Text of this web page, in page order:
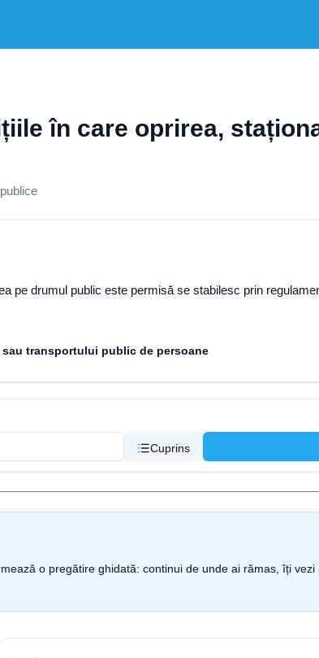
în care oprirea,
pe drumul public este permisă se stabilesc prin
transportului public de persoane
Cuprins
o pregătire ghidată: continui de unde ai rămas, îți